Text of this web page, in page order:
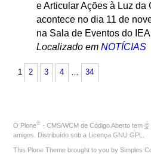
e Articular Ações à Luz da
acontece no dia 11 de
na Sala de Eventos do IEA
Localizado em NOTÍCIAS
1 2 3 4 … 34
O Plone® - CMS/WCM de Código Aberto tem ©
amigos. Distribuído sob a Licença GNU GPL
This Plone Theme brought to you by Simples